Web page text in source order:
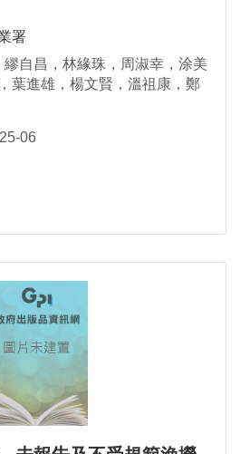
署
自昌，林緣珠，周淑幸，涂美
葉進雄，楊文賢，溫祖康，鄭
06